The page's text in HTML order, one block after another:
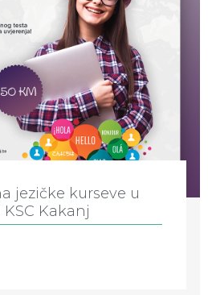
jezičke kurseve u
Kakanj